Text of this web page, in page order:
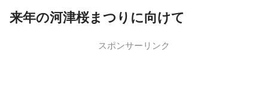
来年の河津桜まつりに向けて
スポンサーリンク